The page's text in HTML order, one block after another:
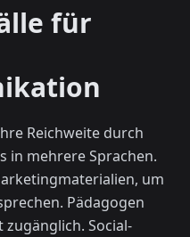
für
Reichweite durch
in mehrere Sprachen.
um
Pädagogen
Social-